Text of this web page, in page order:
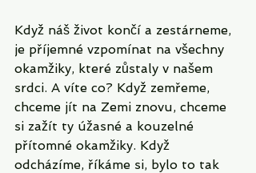
Když náš život končí a zestárneme,
je příjemné vzpomínat na všechny
okamžiky, které zůstaly v našem
srdci. A víte co? Když zemřeme,
chceme jít na Zemi znovu, chceme
si zažít ty úžasné a kouzelné
přítomné okamžiky. Když
odcházíme, říkáme si, bylo to tak